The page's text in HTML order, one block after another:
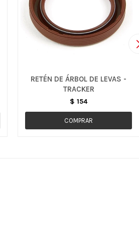
RETÉN DE ÁRBOL DE LEVAS -
TRACKER
$ 154